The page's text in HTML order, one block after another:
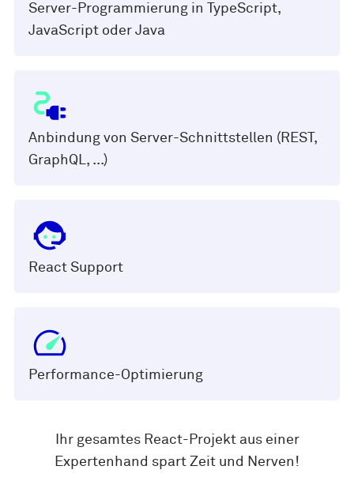
Server-Programmierung in TypeScript,
JavaScript oder Java
Anbindung von Server-Schnittstellen (REST,
GraphQL, ...)
React Support
Performance-Optimierung
Ihr gesamtes React-Projekt aus einer
Expertenhand spart Zeit und Nerven!